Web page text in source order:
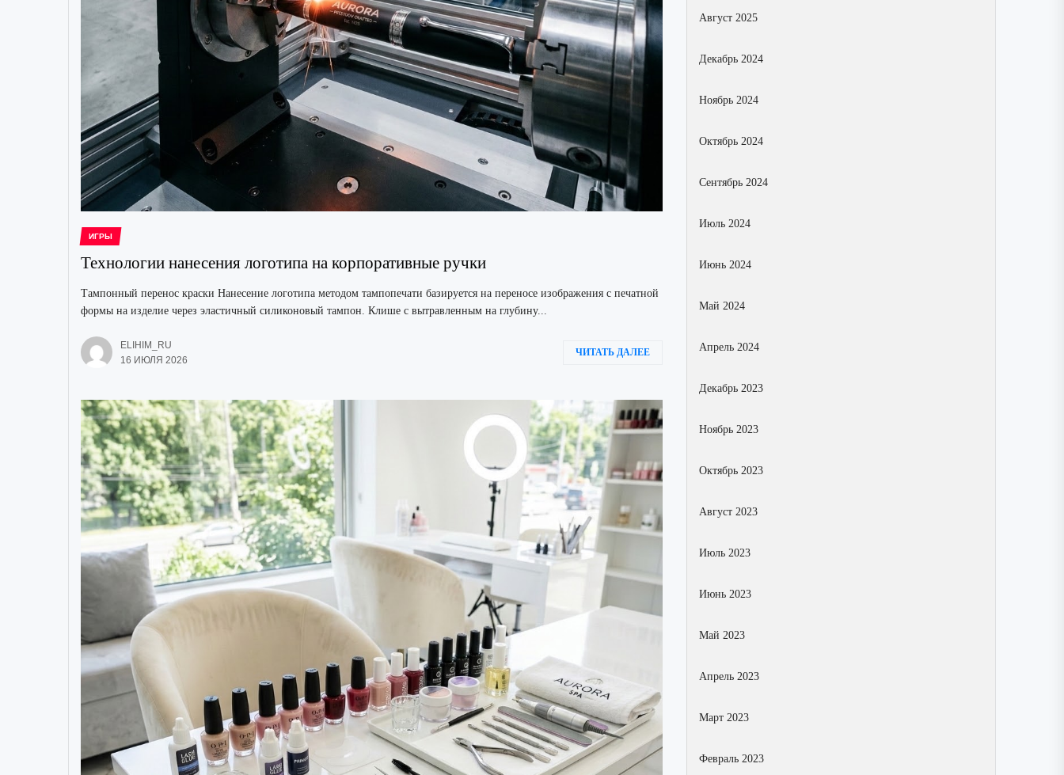
ИГРЫ
Технологии нанесения логотипа на корпоративные ручки
Тампонный перенос краски Нанесение логотипа методом тампопечати базируется на переносе изображения с печатной
формы на изделие через эластичный силиконовый тампон. Клише с вытравленным на глубину...
ELIHIM_RU
16 ИЮЛЯ 2026
ЧИТАТЬ ДАЛЕЕ
Август 2025
Декабрь 2024
Ноябрь 2024
Октябрь 2024
Сентябрь 2024
Июль 2024
Июнь 2024
Май 2024
Апрель 2024
Декабрь 2023
Ноябрь 2023
Октябрь 2023
Август 2023
Июль 2023
Июнь 2023
Май 2023
Апрель 2023
Март 2023
Февраль 2023